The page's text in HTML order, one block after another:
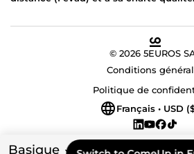
Basique
© 2026 5EUROS
Conditions
Politique de
Français • USD